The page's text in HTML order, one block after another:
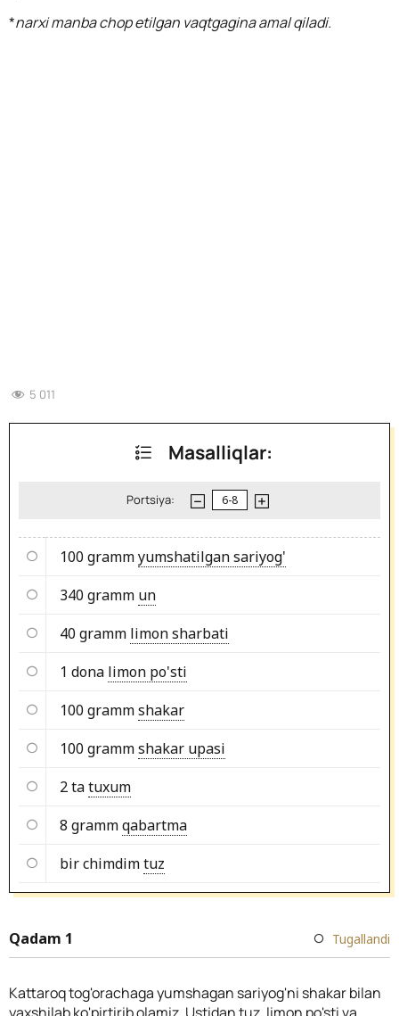
*narxi manba chop etilgan vaqtgagina amal qiladi.
5 011
Masalliqlar:
Portsiya:
100 grammyumshatilgan sariyog'
340 gramm un
40 gramm limon sharbati
1 dona limon po'sti
100 grammshakar
100 grammshakar upasi
2 tatuxum
8 grammqabartma
bir chimdimtuz
Qadam 1 Tugallandi
Kattaroq tog'orachaga yumshagan sariyog'ni shakar bilan